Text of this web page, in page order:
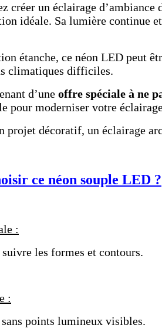
créer un éclairage
idéale. Sa lumière continue
étanche, ce néon LED peut
climatiques difficiles.
d’une offre spéciale à ne
pour moderniser votre
projet décoratif, un éclairage
ce néon souple LED ?
:
les formes et contours.
:
points lumineux visibles.